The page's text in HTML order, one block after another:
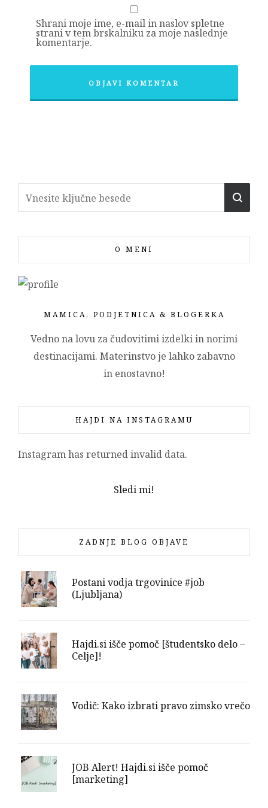
Shrani moje ime, e-mail in naslov spletne
strani v tem brskalniku za moje naslednje
komentarje.
O MENI
MAMICA, PODJETNICA & BLOGERKA
Vedno na lovu za čudovitimi izdelki in norimi
destinacijami. Materinstvo je lahko zabavno
in enostavno!
HAJDI NA INSTAGRAMU
Instagram has returned invalid data.
Sledi mi!
ZADNJE BLOG OBJAVE
Postani vodja trgovinice #job
(Ljubljana)
Hajdi.si išče pomoč [študentsko delo –
Celje]!
Vodič: Kako izbrati pravo zimsko vrečo
JOB Alert! Hajdi.si išče pomoč
[marketing]